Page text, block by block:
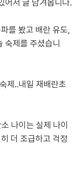
어서 글 남겨봅니다.
를 봤고 배란 유도,
숙제를 주셨습니
제..내일 재배란초
나이는 실제 나이
더 조급하고 걱정